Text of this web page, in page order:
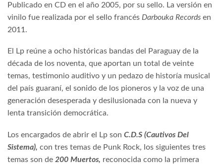
Publicado en CD en el año 2005, por su sello. La versión en
vinilo fue realizada por el sello francés Darbouka Records en
2011.
El Lp reúne a ocho históricas bandas del Paraguay de la
década de los noventa, que aportan un total de veinte
temas, testimonio auditivo y un pedazo de historía musical
del país guaraní, el sonido de los pioneros y la voz de una
generación desesperada y desilusionada con la nueva y
lenta transición democrática.
Los encargados de abrir el Lp son C.D.S (Cautivos Del
Sistema), con tres temas de Punk Rock, los siguientes tres
temas son de 200 Muertos, reconocida como la primera